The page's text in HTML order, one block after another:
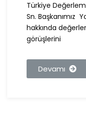
Türkiye
Sn. Başkanımız
hakkında
görüşlerini
Devamı